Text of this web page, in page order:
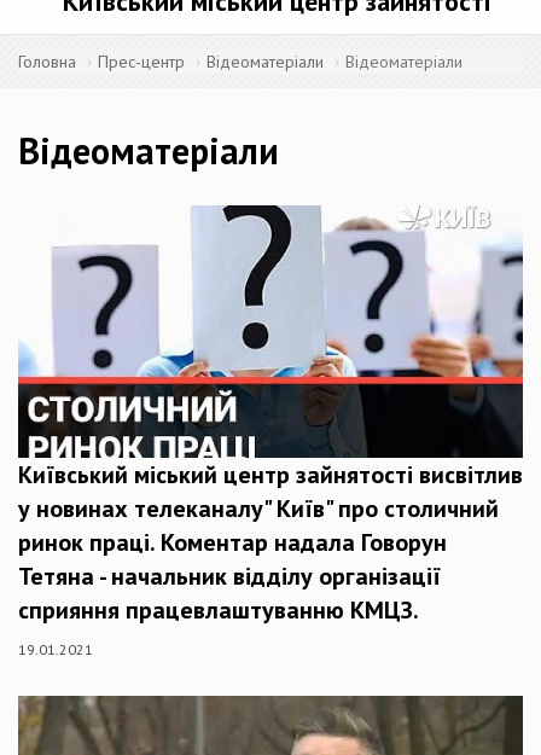
Головна Прес-центр Відеоматеріали Відеоматеріали
Відеоматеріали
Київський міський центр зайнятості висвітлив
у новинах телеканалу" Київ" про столичний
ринок праці. Коментар надала Говорун
Тетяна - начальник відділу організації
сприяння працевлаштуванню КМЦЗ.
19.01.2021